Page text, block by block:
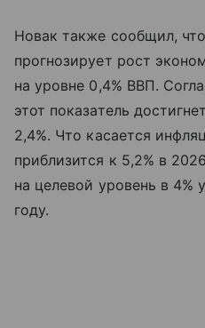
Новак также сообщил,
прогнозирует рост
на уровне 0,4% ВВП.
этот показатель
2,4%. Что касается
приблизится к 5,2% в
на целевой уровень в 4%
году.